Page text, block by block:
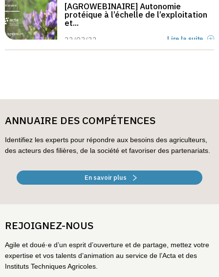
[AGROWEBINAIRE] Autonomie
protéique à l’échelle de l’exploitation
et...
22/03/22 Lire la suite
ANNUAIRE DES COMPÉTENCES
Identifiez les experts pour répondre aux besoins des agriculteurs,
des acteurs des filières, de la société et favoriser des partenariats.
En savoir plus
REJOIGNEZ-NOUS
Agile et doué·e d’un esprit d’ouverture et de partage, mettez votre
expertise et vos talents d’animation au service de l’Acta et des
Instituts Techniques Agricoles.